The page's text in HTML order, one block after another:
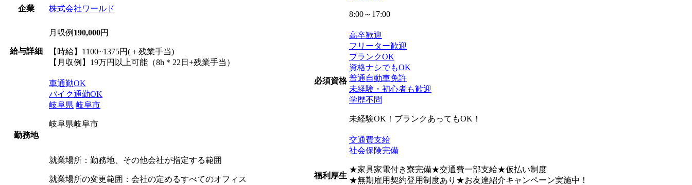
企業 株式会社ワールド
給与詳細
月収例 190,000円
【時給】1100~1375円(＋残業手当)
【月収例】19万円以上可能（8h＊22日+残業手当）
勤務地
車通勤OK
バイク通勤OK
岐阜県 岐阜市
岐阜県岐阜市
就業場所：勤務地、その他会社が指定する範囲
就業場所の変更範囲：会社の定めるすべてのオフィス
8:00～17:00
必須資格
高卒歓迎
フリーター歓迎
ブランクOK
資格ナシでもOK
普通自動車免許
未経験・初心者も歓迎
学歴不問
未経験OK！ブランクあってもOK！
福利厚生
交通費支給
社会保険完備
★家具家電付き寮完備★交通費一部支給★仮払い制度
★無期雇用契約登用制度あり★お友達紹介キャンペーン実施中！